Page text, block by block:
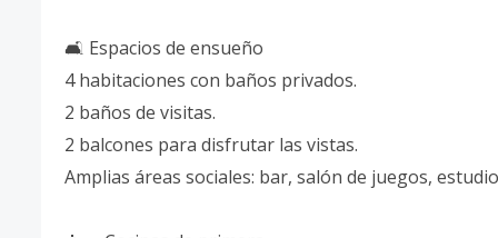
🛋 Espacios de ensueño
4 habitaciones con baños privados.
2 baños de visitas.
2 balcones para disfrutar las vistas.
Amplias áreas sociales: bar, salón de juegos,